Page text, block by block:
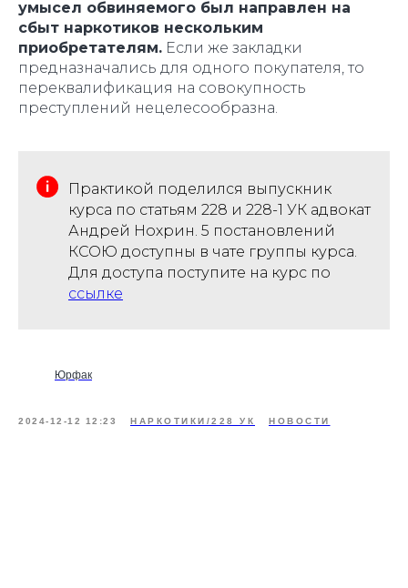
умысел обвиняемого был направлен на
сбыт наркотиков нескольким
приобретателям. Если же закладки
предназначались для одного покупателя, то
переквалификация на совокупность
преступлений нецелесообразна.
Практикой поделился выпускник
курса по статьям 228 и 228-1 УК адвокат
Андрей Нохрин. 5 постановлений
КСОЮ доступны в чате группы курса.
Для доступа поступите на курс по
ссылке
Юрфак
2024-12-12 12:23 НАРКОТИКИ/228 УК НОВОСТИ